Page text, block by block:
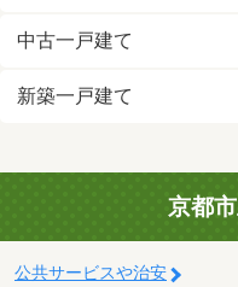
中古一戸建て
新築一戸建て
京都
公共サービスや治安